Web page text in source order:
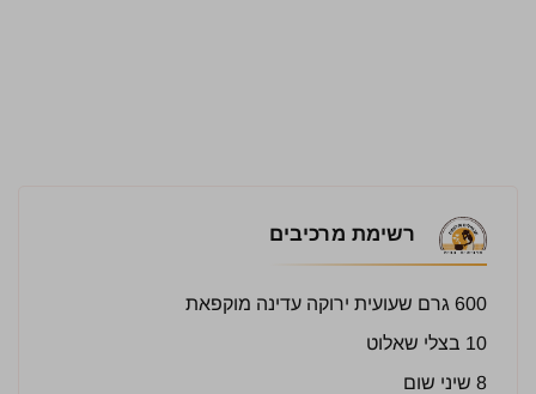
רשימת מרכיבים
600 גרם שעועית ירוקה עדינה מוקפאת
10 בצלי שאלוט
8 שיני שום